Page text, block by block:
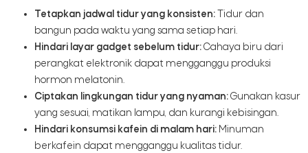
Tetapkan jadwal tidur yang konsisten: Tidur dan
bangun pada waktu yang sama setiap hari.
Hindari layar gadget sebelum tidur:Cahaya biru dari
perangkat elektronik dapat mengganggu produksi
hormon melatonin.
Ciptakan lingkungan tidur yang nyaman:Gunakan kasur
yang sesuai, matikan lampu, dan kurangi kebisingan.
Hindari konsumsi kafein di malam hari: Minuman
berkafein dapat mengganggu kualitas tidur.